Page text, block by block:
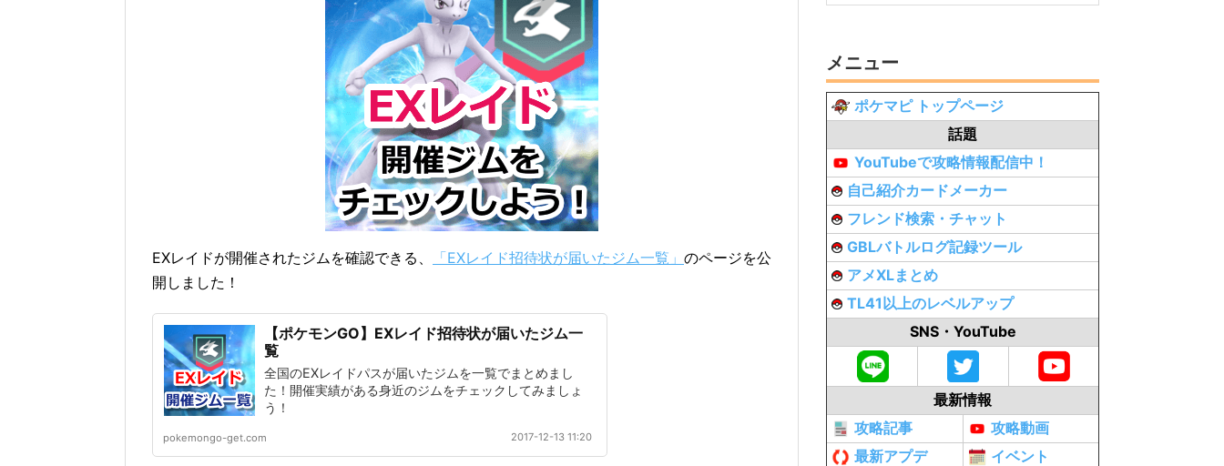
EXレイドが開催されたジムを確認できる、 「EXレイド招待状が届いたジム一覧」 のページを公
開しました！
【ポケモンGO】EXレイド招待状が届いたジム一
覧
全国のEXレイドパスが届いたジムを一覧でまとめまし
た！開催実績がある身近のジムをチェックしてみましょ
う！
pokemongo-get.com 2017-12-13 11:20
メニュー
ポケマピ トップページ
話題
YouTubeで攻略情報配信中！
自己紹介カードメーカー
フレンド検索・チャット
GBLバトルログ記録ツール
アメXLまとめ
TL41以上のレベルアップ
SNS・YouTube
最新情報
攻略記事
攻略動画
最新アプデ
イベント